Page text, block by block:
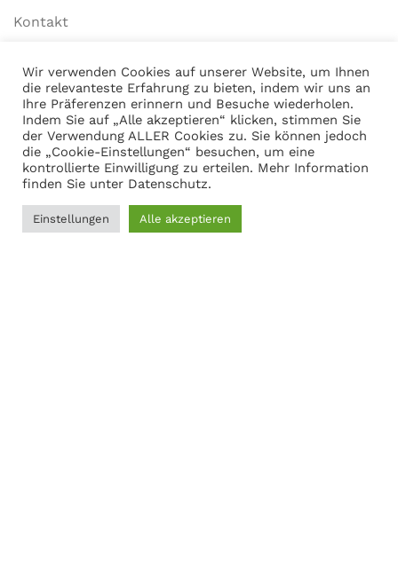
Kontakt
Mein Konto
Anmelden
Warenkorb anzeigen
Adresse
Wir verwenden Cookies auf unserer Website, um Ihnen
die relevanteste Erfahrung zu bieten, indem wir uns an
Ihre Präferenzen erinnern und Besuche wiederholen.
Indem Sie auf „Alle akzeptieren“ klicken, stimmen Sie
der Verwendung ALLER Cookies zu. Sie können jedoch
die „Cookie-Einstellungen“ besuchen, um eine
kontrollierte Einwilligung zu erteilen. Mehr Information
finden Sie unter Datenschutz.
Einstellungen Alle akzeptieren